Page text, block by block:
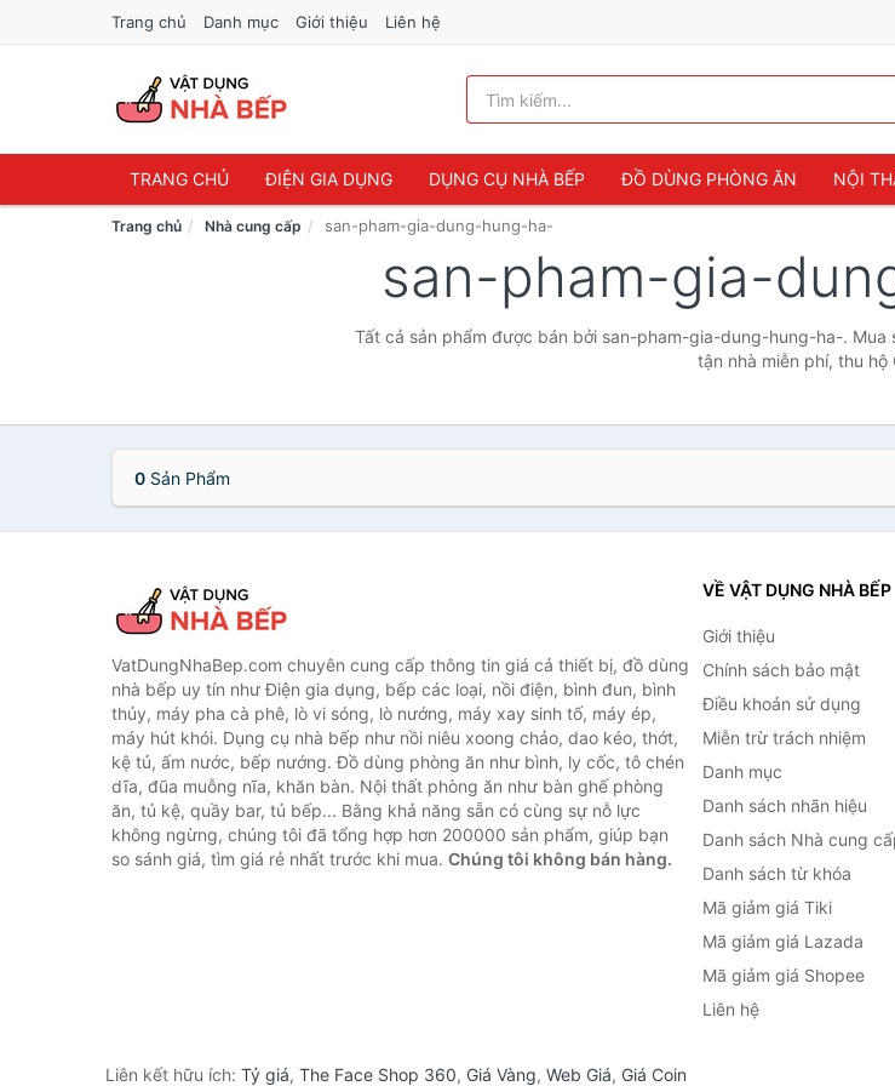
Trang chủ Danh mục Giới thiệu Liên hệ
TRANG CHỦ ĐIỆN GIA DỤNG DỤNG CỤ NHÀ BẾP ĐỒ DÙNG PHÒNG ĂN NỘI
Trang chủ Nhà cung cấp san-pham-gia-dung-hung-ha-
san-pham-gia-
Tất cả sản phẩm được bán bởi san-pham-gia-dung-hung-ha-.
tận nhà miễn phí, thu hộ
0 Sản Phẩm
VatDungNhaBep.com chuyên cung cấp thông tin giá cả thiết bị, đồ dùng
nhà bếp uy tín như Điện gia dụng, bếp các loại, nồi điện, bình đun, bình
thủy, máy pha cà phê, lò vi sóng, lò nướng, máy xay sinh tố, máy ép,
máy hút khói. Dụng cụ nhà bếp như nồi niêu xoong chảo, dao kéo, thớt,
kệ tủ, ấm nước, bếp nướng. Đồ dùng phòng ăn như bình, ly cốc, tô chén
dĩa, đũa muỗng nĩa, khăn bàn. Nội thất phòng ăn như bàn ghế phòng
ăn, tủ kệ, quầy bar, tủ bếp... Bằng khả năng sẵn có cùng sự nỗ lực
không ngừng, chúng tôi đã tổng hợp hơn 200000 sản phẩm, giúp bạn
so sánh giá, tìm giá rẻ nhất trước khi mua. Chúng tôi không bán hàng.
VỀ VẬT DỤNG NHÀ BẾP
Giới thiệu
Chính sách bảo mật
Điều khoản sử dụng
Miễn trừ trách nhiệm
Danh mục
Danh sách nhãn hiệu
Danh sách Nhà cung
Danh sách từ khóa
Mã giảm giá Tiki
Mã giảm giá Lazada
Mã giảm giá Shopee
Liên hệ
Liên kết hữu ích: Tỷ giá, The Face Shop 360, Giá Vàng, Web Giá, Giá Coin